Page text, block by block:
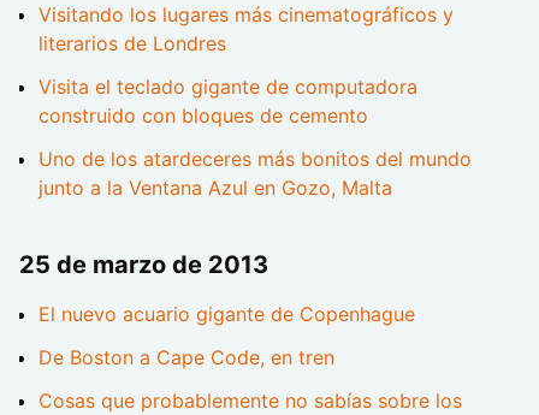
Visitando los lugares más cinematográficos y
literarios de Londres
Visita el teclado gigante de computadora
construido con bloques de cemento
Uno de los atardeceres más bonitos del mundo
junto a la Ventana Azul en Gozo, Malta
25 de marzo de 2013
El nuevo acuario gigante de Copenhague
De Boston a Cape Code, en tren
Cosas que probablemente no sabías sobre los